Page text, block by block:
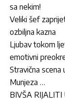
sa nekim!
Veliki šef
ozbiljna kazna
Ljubav tokom
emotivni
Stravična scena
Munjeza …
BIVŠA RIJALITI